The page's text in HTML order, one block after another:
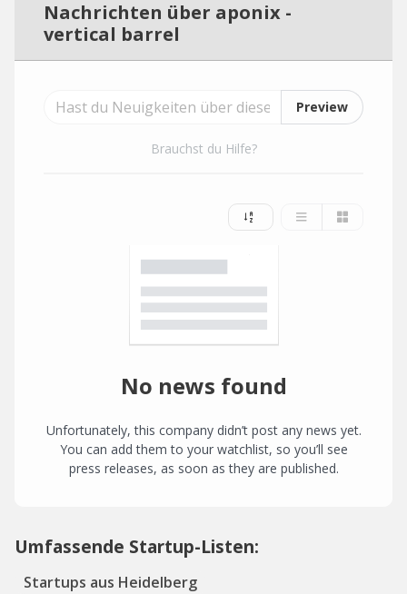
Nachrichten über aponix -
vertical barrel
Preview
Brauchst du Hilfe?
No news found
Unfortunately, this company didn’t post any news yet.
You can add them to your watchlist, so you’ll see
press releases, as soon as they are published.
Umfassende Startup-Listen:
Startups aus Heidelberg